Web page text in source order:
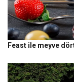
Feast ile meyve